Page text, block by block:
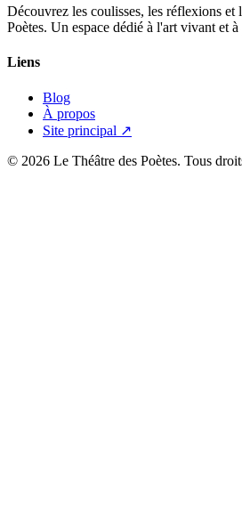
Découvrez les coulisses, les réflexions et
Poètes. Un espace dédié à l'art vivant et à
Liens
Blog
À propos
Site principal ↗
© 2026 Le Théâtre des Poètes. Tous